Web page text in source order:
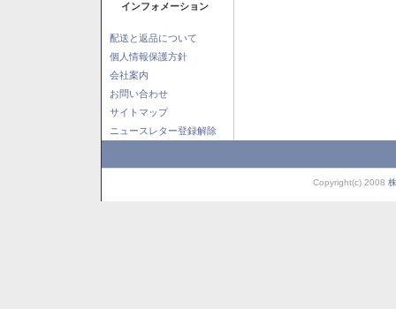
インフォメーション
配送と返品について
個人情報保護方針
会社案内
お問い合わせ
サイトマップ
ニュースレター登録解除
Copyright(c) 2008